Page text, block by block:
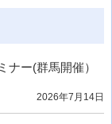
ー(群馬開催）
2026年7月14日